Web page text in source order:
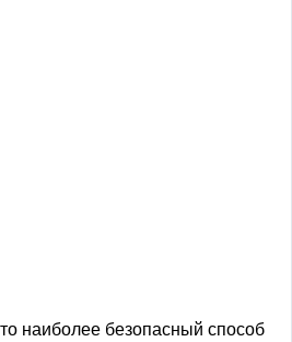
наиболее безопасный способ